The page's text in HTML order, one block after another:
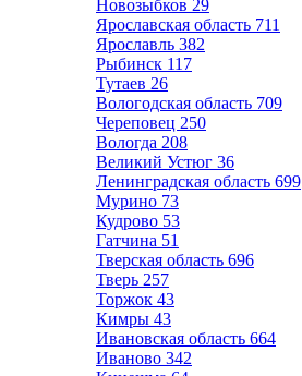
Новозыбков 29
Ярославская область 711
Ярославль 382
Рыбинск 117
Тутаев 26
Вологодская область 709
Череповец 250
Вологда 208
Великий Устюг 36
Ленинградская область 699
Мурино 73
Кудрово 53
Гатчина 51
Тверская область 696
Тверь 257
Торжок 43
Кимры 43
Ивановская область 664
Иваново 342